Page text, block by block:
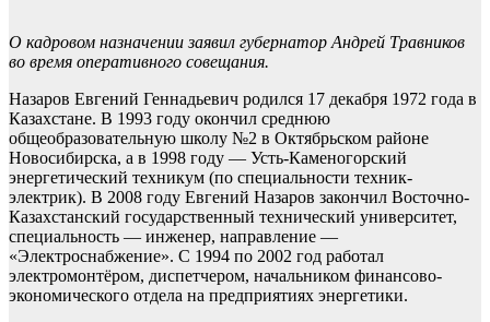
О кадровом назначении заявил губернатор Андрей Травников
во время оперативного совещания.
Назаров Евгений Геннадьевич родился 17 декабря 1972 года в
Казахстане. В 1993 году окончил среднюю
общеобразовательную школу №2 в Октябрьском районе
Новосибирска, а в 1998 году — Усть-Каменогорский
энергетический техникум (по специальности техник-
электрик). В 2008 году Евгений Назаров закончил Восточно-
Казахстанский государственный технический университет,
специальность — инженер, направление —
«Электроснабжение». С 1994 по 2002 год работал
электромонтёром, диспетчером, начальником финансово-
экономического отдела на предприятиях энергетики.